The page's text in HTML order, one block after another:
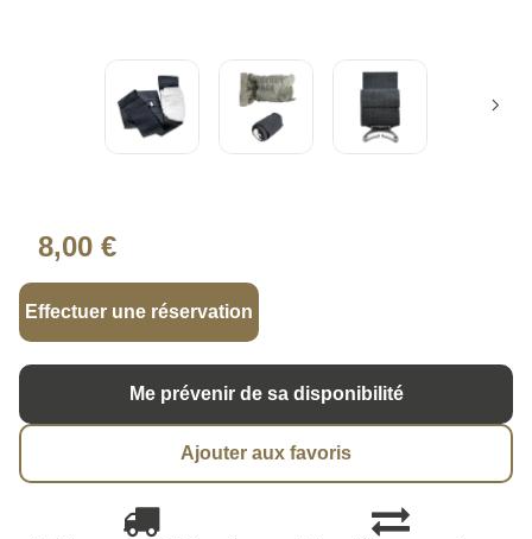
8,00 €
Effectuer une réservation
Me prévenir de sa disponibilité
Ajouter aux favoris